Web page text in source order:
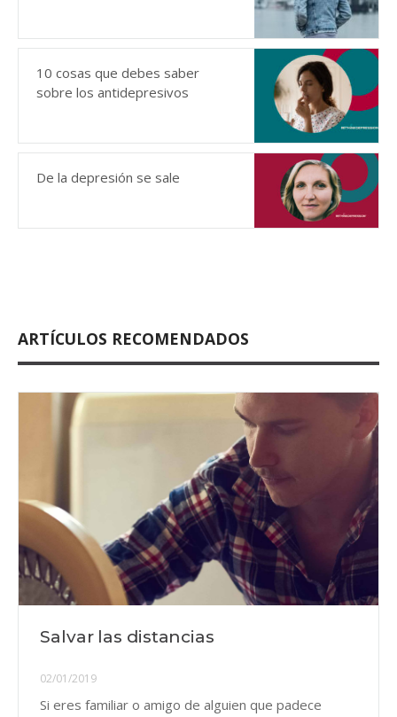
10 cosas que debes saber
sobre los antidepresivos
De la depresión se sale
ARTÍCULOS RECOMENDADOS
Salvar las distancias
02/01/2019
Si eres familiar o amigo de alguien que padece